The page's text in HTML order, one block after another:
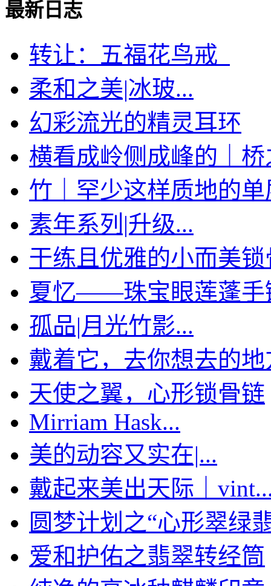
最新日志
转让：五福花鸟戒
柔和之美|冰玻...
幻彩流光的精灵耳环
横看成岭侧成峰的｜桥
竹｜罕少这样质地的单
素年系列|升级...
干练且优雅的小而美锁
夏忆——珠宝眼莲蓬手
孤品|月光竹影...
戴着它，去你想去的地
天使之翼，心形锁骨链
Mirriam Hask...
美的动容又实在|...
戴起来美出天际｜
圆梦计划之“心形翠绿
爱和护佑之翡翠转经筒